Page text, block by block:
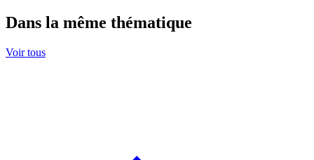
Dans la même thématique
Voir tous